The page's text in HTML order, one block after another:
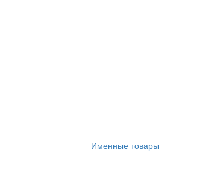
Именные товары